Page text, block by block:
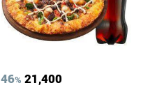
46% 21,400